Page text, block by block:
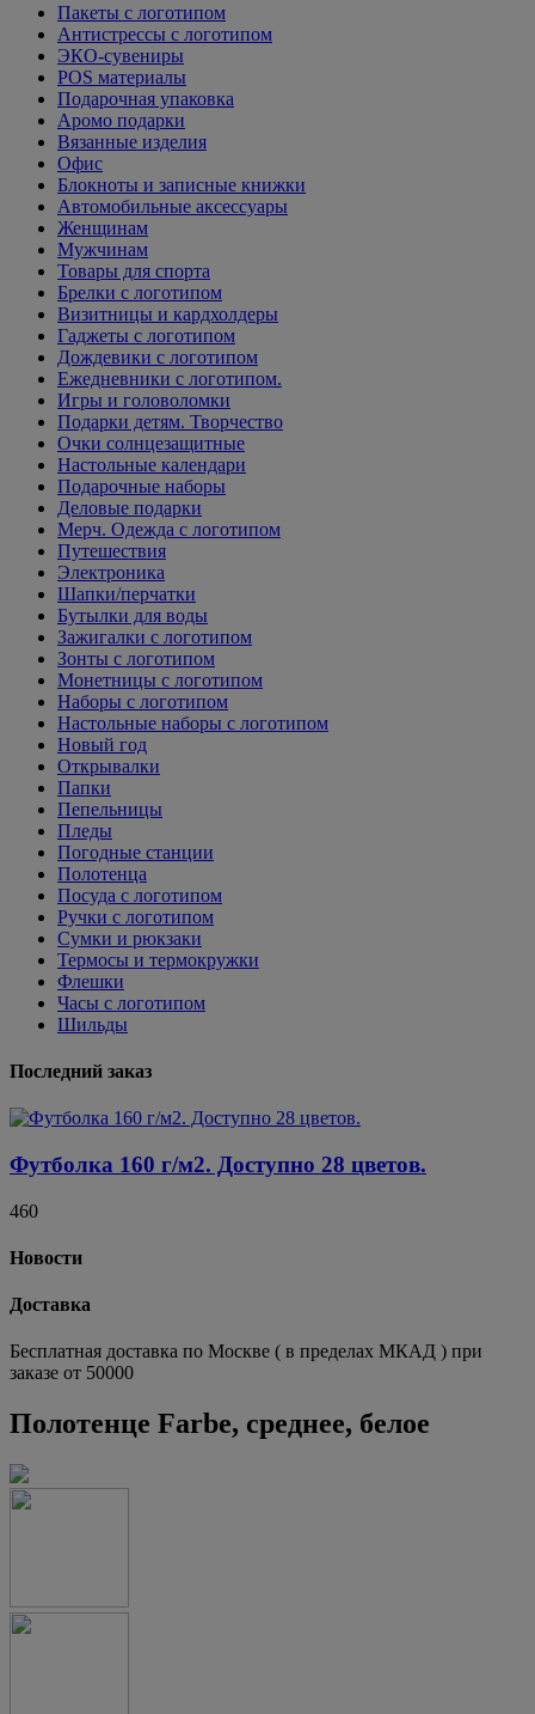
Пакеты с логотипом
Антистрессы с логотипом
ЭКО-сувениры
POS материалы
Подарочная упаковка
Аромо подарки
Вязанные изделия
Офис
Блокноты и записные книжки
Автомобильные аксессуары
Женщинам
Мужчинам
Товары для спорта
Брелки с логотипом
Визитницы и кардхолдеры
Гаджеты с логотипом
Дождевики с логотипом
Ежедневники с логотипом.
Игры и головоломки
Подарки детям. Творчество
Очки солнцезащитные
Настольные календари
Подарочные наборы
Деловые подарки
Мерч. Одежда с логотипом
Путешествия
Электроника
Шапки/перчатки
Бутылки для воды
Зажигалки с логотипом
Зонты с логотипом
Монетницы с логотипом
Наборы с логотипом
Настольные наборы с логотипом
Новый год
Открывалки
Папки
Пепельницы
Пледы
Погодные станции
Полотенца
Посуда с логотипом
Ручки с логотипом
Сумки и рюкзаки
Термосы и термокружки
Флешки
Часы с логотипом
Шильды
Последний заказ
Футболка 160 г/м2. Доступно 28 цветов.
460
Новости
Доставка
Бесплатная доставка по Москве ( в пределах МКАД ) при
заказе от 50000
Полотенце Farbe, среднее, белое